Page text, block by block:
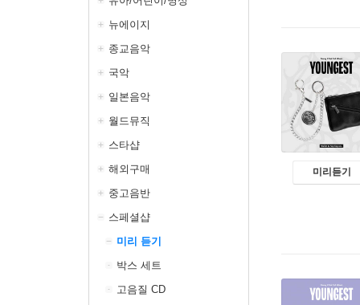
뉴에이지
종교음악
국악
일본음악
월드뮤직
스타샵
해외구매
중고음반
스페셜샵
미리 듣기
박스 세트
고음질 CD
미리듣기